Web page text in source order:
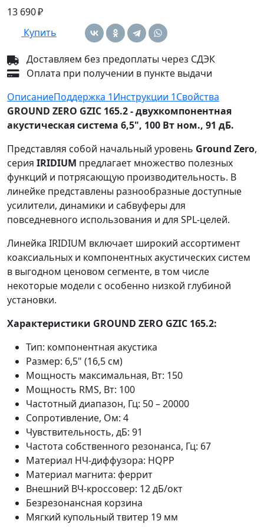
13 690 ₽
Купить
Доставляем без предоплаты через СДЭК
Оплата при получении в пункте выдачи
ОписаниеПоддержка 1Инструкции 1Свойства
GROUND ZERO GZIC 165.2 - двухкомпонентная
акустическая система 6,5", 100 Вт ном., 91 дБ.
Представляя собой начальный уровень Ground Zero,
серия IRIDIUM предлагает множество полезных
функций и потрясающую производительность. В
линейке представлены разнообразные доступные
усилители, динамики и сабвуферы для
повседневного использования и для SPL-целей.
Линейка IRIDIUM включает широкий ассортимент
коаксиальных и компонентных акустических систем
в выгодном ценовом сегменте, в том числе
некоторые модели с особенно низкой глубиной
установки.
Характеристики GROUND ZERO GZIC 165.2:
Тип: компонентная акустика
Размер: 6,5" (16,5 см)
Мощность максимальная, Вт: 150
Мощность RMS, Вт: 100
Частотный диапазон, Гц: 50 – 20000
Сопротивление, Ом: 4
Чувствительность, дБ: 91
Частота собственного резонанса, Гц: 67
Материал НЧ-диффузора: HQPP
Материал магнита: феррит
Внешний ВЧ-кроссовер: 12 дБ/окт
Безрезонансная корзина
Мягкий купольный твитер 19 мм